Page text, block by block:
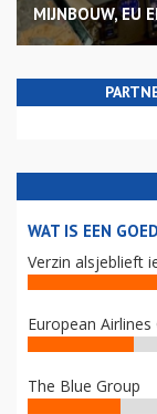
MIJNBOUW, EU
WAT IS EEN
Verzin alsjeblieft
European Airlines
The Blue Group